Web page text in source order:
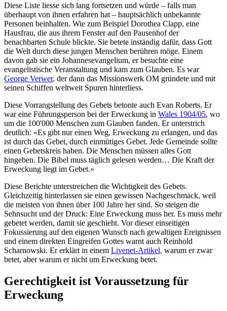
Diese Liste liesse sich lang fortsetzen und würde – falls man
überhaupt von ihnen erfahren hat – hauptsächlich unbekannte
Personen beinhalten. Wie zum Beispiel Dorothea Clapp, eine
Hausfrau, die aus ihrem Fenster auf den Pausenhof der
benachbarten Schule blickte. Sie betete inständig dafür, dass Gott
die Welt durch diese jungen Menschen berühren möge. Einem
davon gab sie ein Johannesevangelium, er besuchte eine
evangelistische Veranstaltung und kam zum Glauben. Es war
George Verwer, der dann das Missionswerk OM gründete und mit
seinen Schiffen weltweit Spuren hinterliess.
Diese Vorrangstellung des Gebets betonte auch Evan Roberts. Er
war eine Führungsperson bei der Erweckung in Wales 1904/05, wo
um die 100'000 Menschen zum Glauben fanden. Er unterstrich
deutlich: «Es gibt nur einen Weg, Erweckung zu erlangen, und das
ist durch das Gebet, durch einmütiges Gebet. Jede Gemeinde sollte
einen Gebetskreis haben. Die Menschen müssen alles Gott
hingeben. Die Bibel muss täglich gelesen werden… Die Kraft der
Erweckung liegt im Gebet.»
Diese Berichte unterstreichen die Wichtigkeit des Gebets.
Gleichzeitig hinterlassen sie einen gewissen Nachgeschmack, weil
die meisten von ihnen über 100 Jahre her sind. So steigen die
Sehnsucht und der Druck: Eine Erweckung muss her. Es muss mehr
gebetet werden, damit sie geschieht. Vor dieser einseitigen
Fokussierung auf den eigenen Wunsch nach gewaltigen Ereignissen
und einem direkten Eingreifen Gottes warnt auch Reinhold
Scharnowski. Er erklärt in einem Livenet-Artikel, warum er zwar
betet, aber warum er nicht um Erweckung betet.
Gerechtigkeit ist Voraussetzung für
Erweckung